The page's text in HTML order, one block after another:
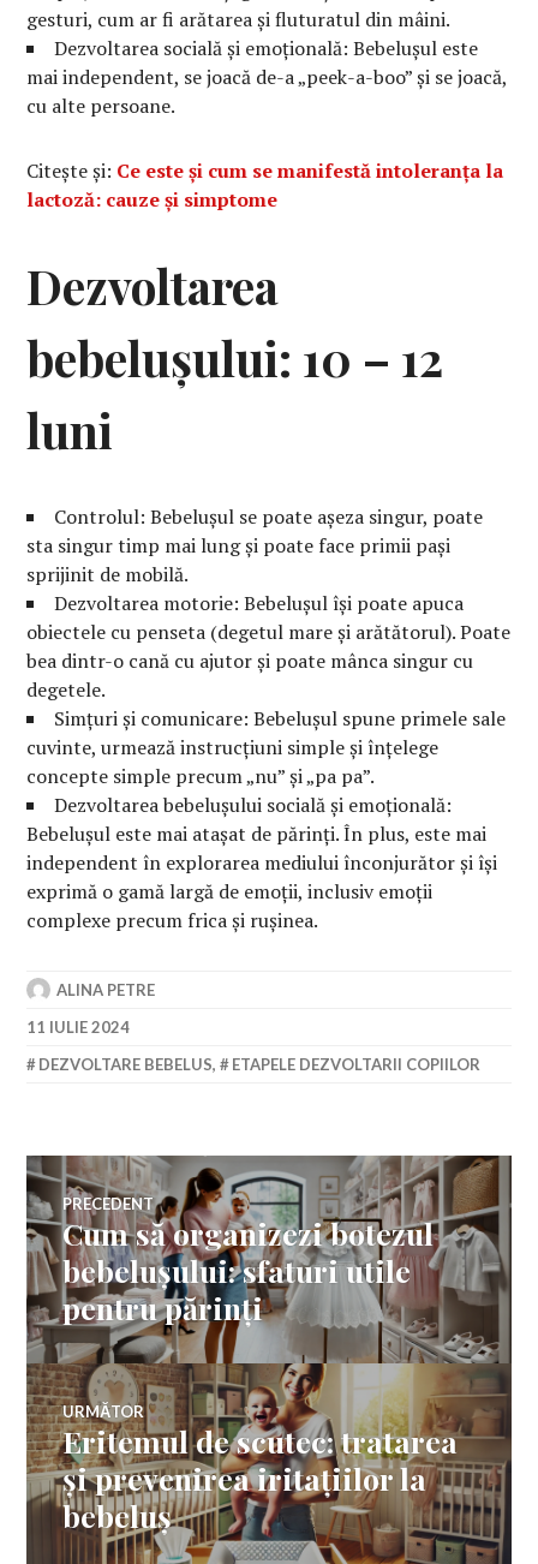
gesturi, cum ar fi arătarea și fluturatul din mâini.
Dezvoltarea socială și emoțională: Bebelușul este
mai independent, se joacă de-a „peek-a-boo” și se joacă,
cu alte persoane.
Citește și: Ce este și cum se manifestă intoleranța la
lactoză: cauze și simptome
Dezvoltarea
bebelușului: 10 – 12
luni
Controlul: Bebelușul se poate așeza singur, poate
sta singur timp mai lung și poate face primii pași
sprijinit de mobilă.
Dezvoltarea motorie: Bebelușul își poate apuca
obiectele cu penseta (degetul mare și arătătorul). Poate
bea dintr-o cană cu ajutor și poate mânca singur cu
degetele.
Simțuri și comunicare: Bebelușul spune primele sale
cuvinte, urmează instrucțiuni simple și înțelege
concepte simple precum „nu” și „pa pa”.
Dezvoltarea bebelușului socială și emoțională:
Bebelușul este mai atașat de părinți. În plus, este mai
independent în explorarea mediului înconjurător și își
exprimă o gamă largă de emoții, inclusiv emoții
complexe precum frica și rușinea.
ALINA PETRE
11 IULIE 2024
DEZVOLTARE BEBELUS, ETAPELE DEZVOLTARII COPIILOR
Navigare
în
articole
PRECEDENT
Articolul
anterior:
Cum să organizezi botezul
bebelușului: sfaturi utile
pentru părinți
URMĂTOR
Articolul
următor:
Eritemul de scutec: tratarea
și prevenirea iritațiilor la
bebeluș